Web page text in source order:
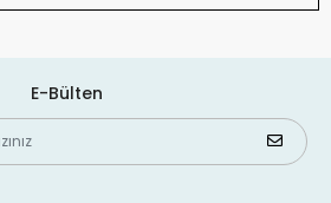
E-Bülten